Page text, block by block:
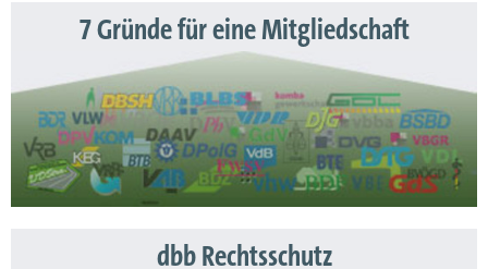
7 Gründe für eine Mitgliedschaft
dbb Rechtsschutz